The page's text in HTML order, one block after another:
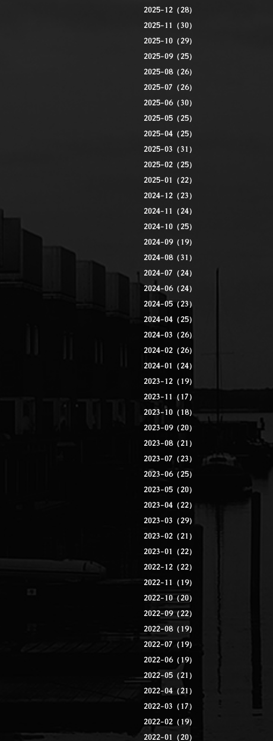
2025-12（28）
2025-11（30）
2025-10（29）
2025-09（25）
2025-08（26）
2025-07（26）
2025-06（30）
2025-05（25）
2025-04（25）
2025-03（31）
2025-02（25）
2025-01（22）
2024-12（23）
2024-11（24）
2024-10（25）
2024-09（19）
2024-08（31）
2024-07（24）
2024-06（24）
2024-05（23）
2024-04（25）
2024-03（26）
2024-02（26）
2024-01（24）
2023-12（19）
2023-11（17）
2023-10（18）
2023-09（20）
2023-08（21）
2023-07（23）
2023-06（25）
2023-05（20）
2023-04（22）
2023-03（29）
2023-02（21）
2023-01（22）
2022-12（22）
2022-11（19）
2022-10（20）
2022-09（22）
2022-08（19）
2022-07（19）
2022-06（19）
2022-05（21）
2022-04（21）
2022-03（17）
2022-02（19）
2022-01（20）